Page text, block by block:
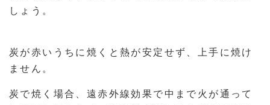
しょう。
炭が赤いうちに焼くと熱が安定せず、上手に焼け
ません。
炭で焼く場合、遠赤外線効果で中まで火が通って